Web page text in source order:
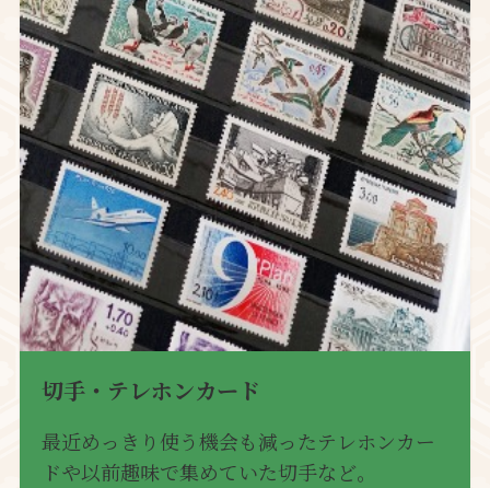
切手・テレホンカード
最近めっきり使う機会も減ったテレホンカー
ドや以前趣味で集めていた切手など。